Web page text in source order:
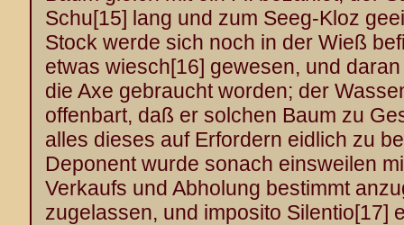
Schu[15] lang und zum Seeg-Kloz
Stock werde sich noch in der Wieß
etwas wiesch[16] gewesen, und
die Axe gebraucht worden; der
offenbart, daß er solchen Baum zu
alles dieses auf Erfordern eidlich zu
Deponent wurde sonach einsweilen
Verkaufs und Abholung bestimmt
zugelassen, und imposito Silentio[17]